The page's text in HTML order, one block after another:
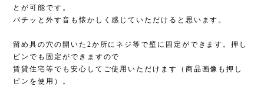
とが可能です。
パチッと外す音も懐かしく感じていただけると思います。
留め具の穴の開いた2か所にネジ等で壁に固定ができます。押し
ピンでも固定ができますので
賃貸住宅等でも安心してご使用いただけます（商品画像も押し
ピンを使用）。